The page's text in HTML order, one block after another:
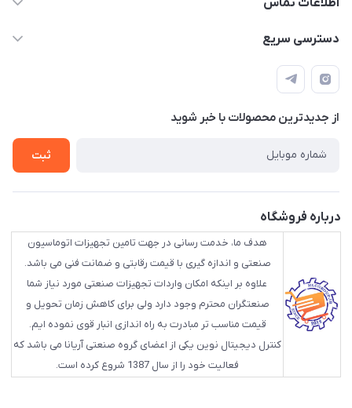
88843088 - 88843137 - 88843025 - 88848075
info@HLCgroup.ir
تهران، بهار جنوبی، کوچه خوشدل، پلاک 1، طبقه 4
دسترسی سریع
حساب کاربری
لیست محصولات
تماس با ما
از جدید‌ترین محصولات با‌ خبر شوید
ثبت
درباره فروشگاه
هدف ما، خدمت رسانی در جهت تامین تجهیزات اتوماسیون
صنعتی و اندازه گیری با قیمت رقابتی و ضمانت فنی می باشد.
علاوه بر اینکه امکان واردات تجهیزات صنعتی مورد نیاز شما
صنعتگران محترم وجود دارد ولی برای کاهش زمان تحویل و
قیمت مناسب تر مبادرت به راه اندازی انبار قوی نموده ایم.
کنترل دیجیتال نوین یکی از اعضای گروه صنعتی آریانا می باشد که
فعالیت خود را از سال 1387 شروع کرده است.